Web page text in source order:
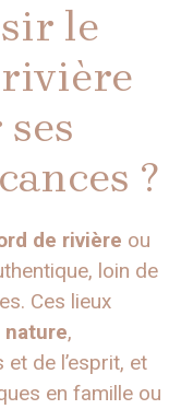
le
?
de rivière ou
loin de
Ces lieux
nature,
de l’esprit, et
en famille ou